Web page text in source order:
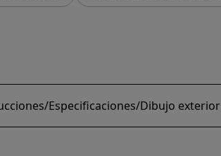
Especificaciones/Dibujo exterior